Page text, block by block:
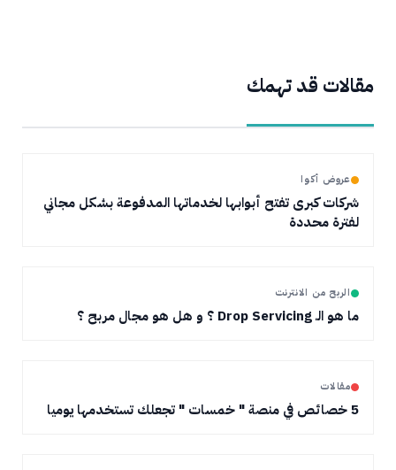
مقالات قد تهمك
عروض أكوا
شركات كبرى تفتح أبوابها لخدماتها المدفوعة بشكل مجاني
لفترة محددة
الربح من الانترنت
ما هو الـ Drop Servicing ؟ و هل هو مجال مربح ؟
مقالات
5 خصائص في منصة " خمسات " تجعلك تستخدمها يوميا